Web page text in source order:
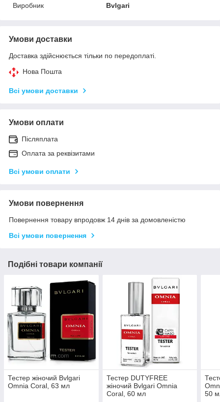
Виробник
Bvlgari
Умови доставки
Доставка здійснюється тільки по передоплаті.
Нова Пошта
Всі умови доставки
Умови оплати
Післяплата
Оплата за реквізитами
Всі умови оплати
Умови повернення
Повернення товару впродовж 14 днів за домовленістю
Всі умови повернення
Подібні товари компанії
Тестер жіночий Bvlgari
Omnia Coral, 63 мл
Тестер DUTYFREE
жіночий Bvlgari Omnia
Coral, 60 мл
50